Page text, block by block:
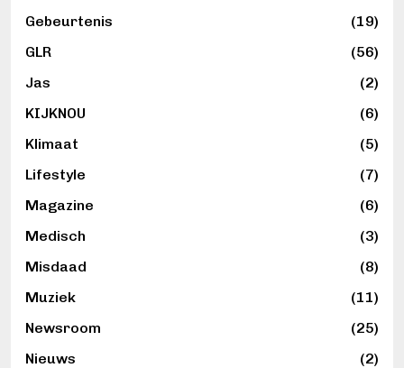
Gebeurtenis
(19)
GLR
(56)
Jas
(2)
KIJKNOU
(6)
Klimaat
(5)
Lifestyle
(7)
Magazine
(6)
Medisch
(3)
Misdaad
(8)
Muziek
(11)
Newsroom
(25)
Nieuws
(2)